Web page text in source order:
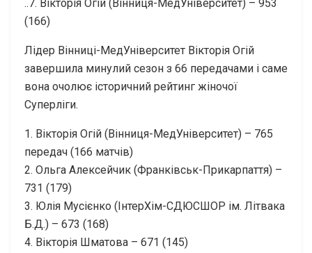
..7. Вікторія Огій (Вінниця-МедУніверситет) – 953
(166)
Лідер Вінниці-МедУніверситет Вікторія Огій
завершила минулий сезон з 66 передачами і саме
вона очолює історичний рейтинг жіночої
Суперліги.
1. Вікторія Огій (Вінниця-МедУніверситет) – 765
передач (166 матчів)
2. Ольга Алексейчик (Франківськ-Прикарпаття) –
731 (179)
3. Юлія Мусієнко (ІнтерХім-СДЮСШОР ім. Літвака
Б.Д.) – 673 (168)
4. Вікторія Шматова – 671 (145)